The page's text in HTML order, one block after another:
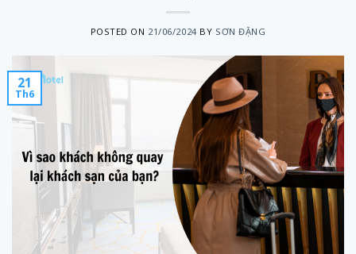
POSTED ON 21/06/2024BY SƠN ĐẶNG
21
Th6